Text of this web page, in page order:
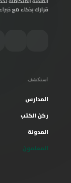
قرارك بذكاء مع
استكشف
المدارس
ركن الكتب
المدونة
المعلمون